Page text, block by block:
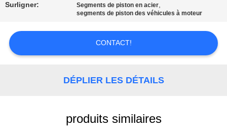
NOUS
CONTACTER
DEMANDEZ
Surligner: Segments de piston en acier,
segments de piston des véhicules à moteur
CONTACT!
DÉPLIER LES DÉTAILS
produits similaires